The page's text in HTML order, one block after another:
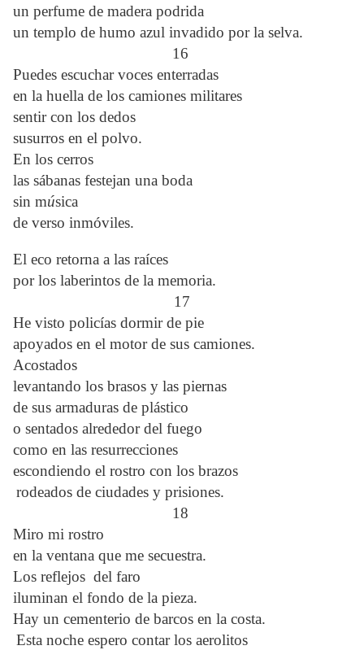
un perfume de madera podrida
un templo de humo azul invadido por la selva.
16
Puedes escuchar voces enterradas
en la huella de los camiones militares
sentir con los dedos
susurros en el polvo.
En los cerros
las sábanas festejan una boda
sin música
de verso inmóviles.
El eco retorna a las raíces
por los laberintos de la memoria.
17
He visto policías dormir de pie
apoyados en el motor de sus camiones.
Acostados
levantando los brasos y las piernas
de sus armaduras de plástico
o sentados alrededor del fuego
como en las resurrecciones
escondiendo el rostro con los brazos
rodeados de ciudades y prisiones.
18
Miro mi rostro
en la ventana que me secuestra.
Los reflejos del faro
iluminan el fondo de la pieza.
Hay un cementerio de barcos en la costa.
Esta noche espero contar los aerolitos